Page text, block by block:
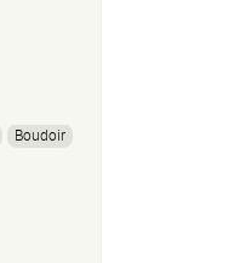
Boudoir